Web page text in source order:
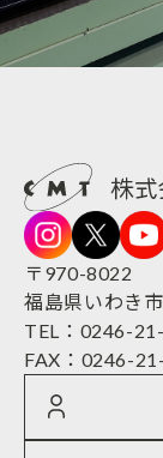
〒970-8022
福島県いわき
TEL： 0246-
FAX：0246-